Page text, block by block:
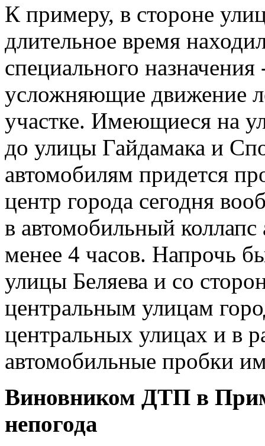
К примеру, в стороне
длительное время
специального
усложняющие движение
участке. Имеющиеся на
до улицы Гайдамака и
автомобилям придется
центр города сегодня
в автомобильный
менее 4 часов. Напрочь
улицы Беляева и со
центральным улицам
центральных улицах и в
автомобильные пробки
Виновником ДТП в
непогода